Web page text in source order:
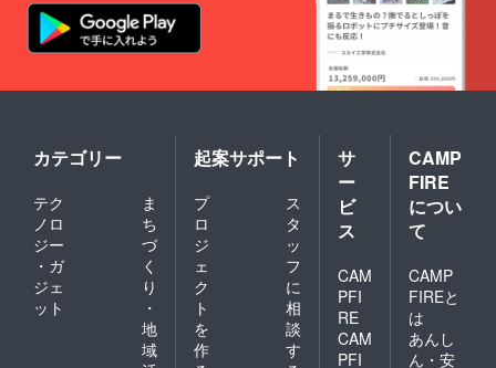
カテゴリー
テク
ノロ
ジー
・ガ
ジェ
ット
ま
ち
づ
く
り
・
地
域
起案サポート
プ
ロ
ジ
ェ
ク
ト
を
作
ス
タ
ッ
フ
に
相
談
す
サ
ー
ビ
ス
CAM
PFI
RE
CAM
PFI
CAMP
FIRE
につい
て
CAMP
FIREと
は
あんし
ん・安